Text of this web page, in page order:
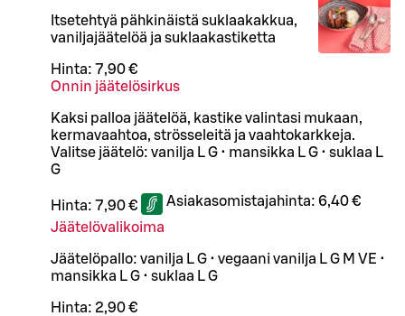
Itsetehtyä pähkinäistä suklaakakkua,
vaniljajäätelöä ja suklaakastiketta
Hinta: 7,90 €
Onnin jäätelösirkus
Kaksi palloa jäätelöä, kastike valintasi mukaan,
kermavaahtoa, strösseleitä ja vaahtokarkkeja.
Valitse jäätelö: vanilja L G • mansikka L G • suklaa L
G
Hinta: 7,90 € Asiakasomistajahinta: 6,40 €
Jäätelövalikoima
Jäätelöpallo: vanilja L G • vegaani vanilja L G M VE •
mansikka L G • suklaa L G
Hinta: 2,90 €